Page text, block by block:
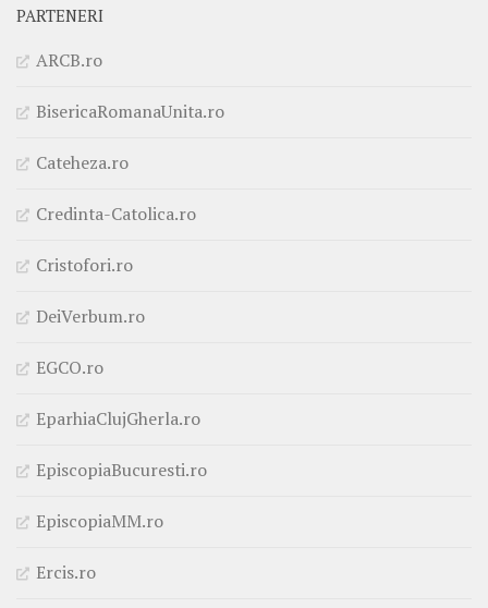
PARTENERI
ARCB.ro
BisericaRomanaUnita.ro
Cateheza.ro
Credinta-Catolica.ro
Cristofori.ro
DeiVerbum.ro
EGCO.ro
EparhiaClujGherla.ro
EpiscopiaBucuresti.ro
EpiscopiaMM.ro
Ercis.ro